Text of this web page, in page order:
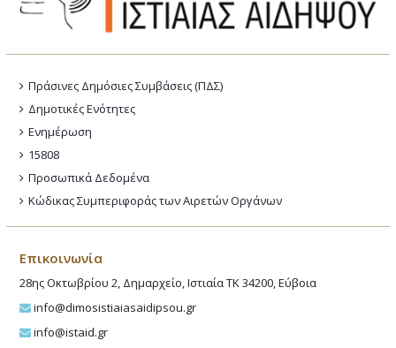
Πράσινες Δημόσιες Συμβάσεις (ΠΔΣ)
Δημοτικές Ενότητες
Ενημέρωση
15808
Προσωπικά Δεδομένα
Κώδικας Συμπεριφοράς των Αιρετών Οργάνων
Επικοινωνία
28ης Οκτωβρίου 2, Δημαρχείο, Ιστιαία ΤΚ 34200, Εύβοια
info@dimosistiaiasaidipsou.gr
info@istaid.gr